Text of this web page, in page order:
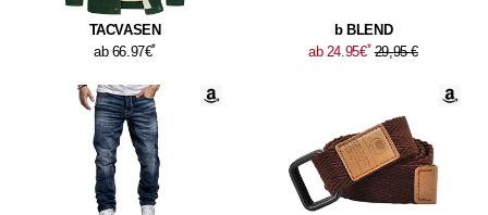
TACVASEN
ab 66.97€*
b BLEND
ab 24.95€* 29,95 €